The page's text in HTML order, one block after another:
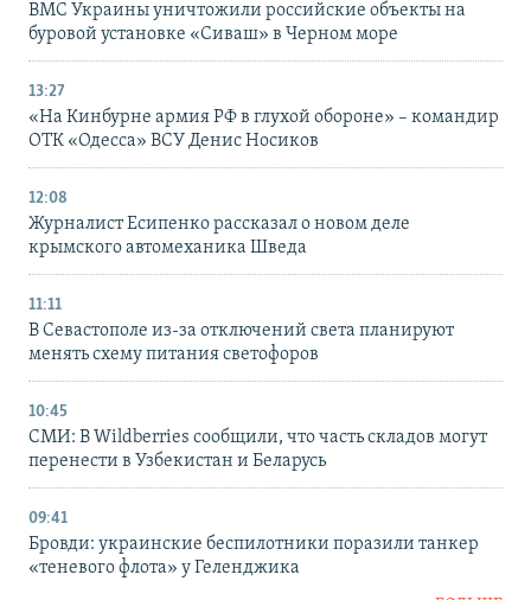
ВМС Украины уничтожили российские объекты на
буровой установке «Сиваш» в Черном море
13:27
«На Кинбурне армия РФ в глухой обороне» – командир
ОТК «Одесса» ВСУ Денис Носиков
12:08
Журналист Есипенко рассказал о новом деле
крымского автомеханика Шведа
11:11
В Севастополе из-за отключений света планируют
менять схему питания светофоров
10:45
СМИ: В Wildberries сообщили, что часть складов могут
перенести в Узбекистан и Беларусь
09:41
Бровди: украинские беспилотники поразили танкер
«теневого флота» у Геленджика